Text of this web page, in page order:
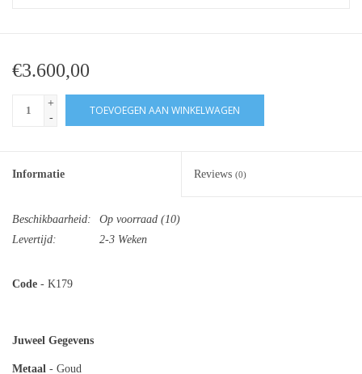
€3.600,00
+
-
TOEVOEGEN AAN WINKELWAGEN
Informatie Reviews (0)
Beschikbaarheid: Op voorraad (10)
Levertijd:
2-3 Weken
Code - K179
Juweel Gegevens
Metaal - Goud